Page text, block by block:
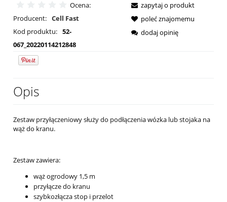
Ocena:
Producent: Cell Fast
Kod produktu: 52-
067_20220114212848
zapytaj o produkt
poleć znajomemu
dodaj opinię
Opis
Zestaw przyłączeniowy służy do podłączenia wózka lub stojaka na
wąż do kranu.
Zestaw zawiera:
wąż ogrodowy 1,5 m
przyłącze do kranu
szybkozłącza stop i przelot